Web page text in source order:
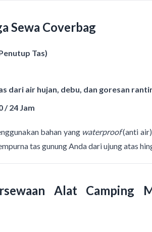
Sewa Coverbag
Tas)
dari air hujan, debu, dan goresan
/ 24 Jam
bahan yang waterproof(anti air)
tas gunung Anda dari ujung atas
Alat Camping